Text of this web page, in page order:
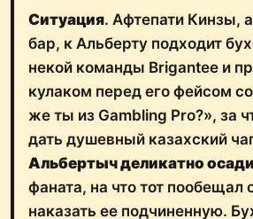
Ситуация
. Афтепати Кинзы,
бар, к Альберту подходит
некой команды Brigantee и
кулаком перед его фейсом
же ты из Gambling Pro?», за
дать душевный казахский
Альбертыч деликатно
фаната, на что тот пообещал
наказать ее подчиненную.